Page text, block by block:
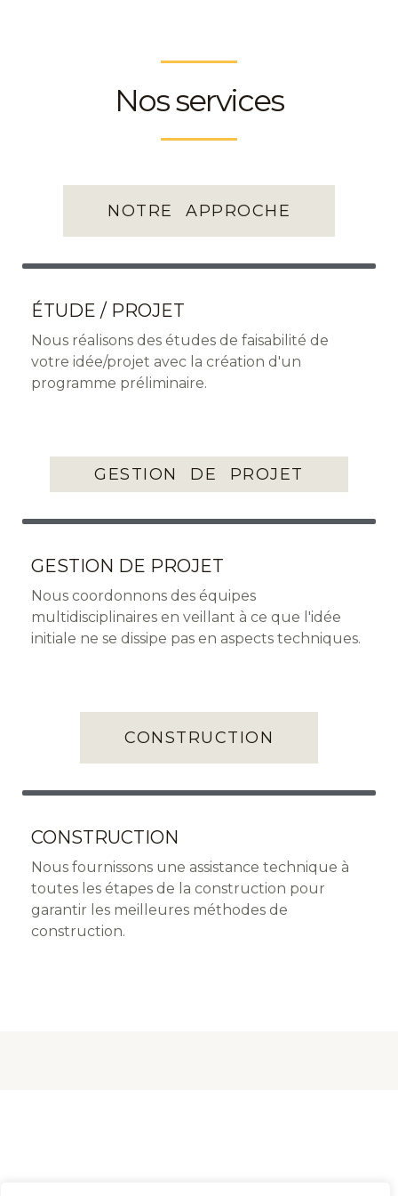
Nos services
NOTRE APPROCHE
ÉTUDE / PROJET
Nous réalisons des études de faisabilité de
votre idée/projet avec la création d'un
programme préliminaire.
GESTION DE PROJET
GESTION DE PROJET
Nous coordonnons des équipes
multidisciplinaires en veillant à ce que l'idée
initiale ne se dissipe pas en aspects techniques.
CONSTRUCTION
CONSTRUCTION
Nous fournissons une assistance technique à
toutes les étapes de la construction pour
garantir les meilleures méthodes de
construction.